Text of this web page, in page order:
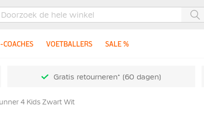
COACHES VOETBALLERS SALE %
Gratis retourneren* (60 dagen)
4 Kids Zwart Wit